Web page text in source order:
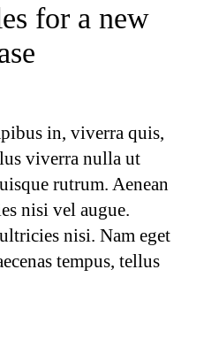
for a new
in, viverra quis,
viverra nulla ut
rutrum. Aenean
nisi vel augue.
nisi. Nam eget
tempus, tellus